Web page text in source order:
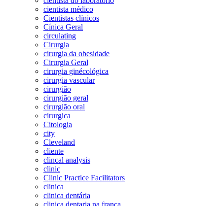
cientista médico
Cientistas clínicos
Cínica Geral
circulating
Cirurgia
cirurgia da obesidade
Cirurgia Geral
cirurgia ginécológica
cirurgia vascular
cirurgião
cirurgião geral
cirurgião oral
cirurgica
Citologia
city
Cleveland
cliente
clincal analysis
clinic
Clinic Practice Facilitators
clinica
clinica dentária
clinica dentaria na frança